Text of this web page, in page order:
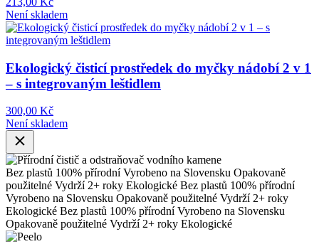
Není skladem
Ekologický čisticí prostředek do myčky nádobí 2 v 1
– s integrovaným leštidlem
300,00 Kč
Není skladem
Bez plastů 100% přírodní Vyrobeno na Slovensku Opakovaně
použitelné Vydrží 2+ roky Ekologické Bez plastů 100% přírodní
Vyrobeno na Slovensku Opakovaně použitelné Vydrží 2+ roky
Ekologické Bez plastů 100% přírodní Vyrobeno na Slovensku
Opakovaně použitelné Vydrží 2+ roky Ekologické